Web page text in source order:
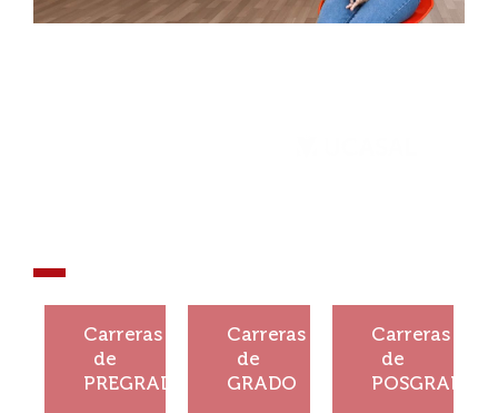
Carreras
de
PREGRADO
historia!
Ver
Carreras
de
GRADO
historia!
Ver
Carreras
de
POSGRADO
historia!
Ver